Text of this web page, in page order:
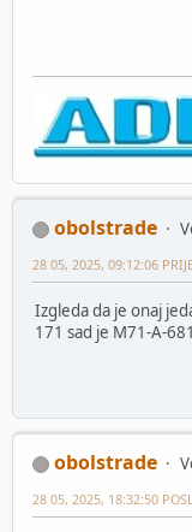
obolstrade
28 05, 2025, 09:12:06
Izgleda da je onaj
171 sad je M71-A-681
obolstrade
28 05, 2025, 18:32:50